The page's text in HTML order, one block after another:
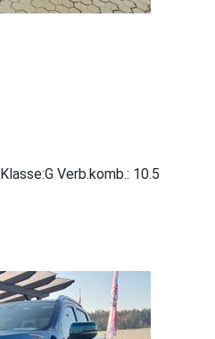
Klasse:G Verb.komb.: 10.5